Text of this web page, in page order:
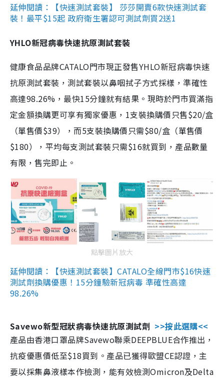
延伸閱讀：【快速測試套裝】 莎莎開賣6款快速測試套
裝！最平$15起 政府衛生署認可測試劑買2送1
YHLO新冠病毒快速抗原測試套裝
健康食品品牌CATALO門市現正發售YHLO新冠病毒快速
抗原測試套裝，測試套裝以鼻咽拭子方式採樣，準確性
高達98.26%，最快15分鐘就有結果。現時於門市買滿指
定金額換購更可享有獨家優惠，1支裝換購價只售$20/盒
（單售價$39），而5支裝換購價只需$80/盒（單售價
$180），平均每支測試套裝只需$16就買到，產品數量
有限，售完即止。
點擊圖片放大
延伸閱讀：【快速測試套裝】CATALO全線門市$16快速
測試劑換購優惠！15分鐘驗新冠病毒 準確性高達
98.26%
Savewo新型冠狀病毒快速抗原測試劑 >>按此選購<<
產品由香港口罩品牌Savewo聯乘DEEPBLUE合作推出，
抗疫優惠價低至$18買到。產品已獲得歐盟CE認證，主
要以採集鼻液樣本作檢測，能有效檢測Omicron及Delta